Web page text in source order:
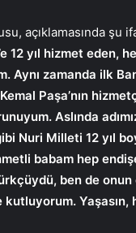
açıklamasında şu
yıl hizmet eden,
Aynı zamanda ilk
Paşa’nın
Aslında
Nuri Milleti 12 yıl
babam hep
ben de
Yaşasın,